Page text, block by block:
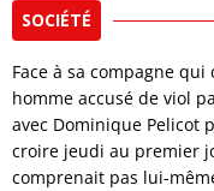
SOCIÉTÉ
Face à sa compagne
homme accusé de viol
avec Dominique Pelicot
croire jeudi au premier
comprenait pas lui-